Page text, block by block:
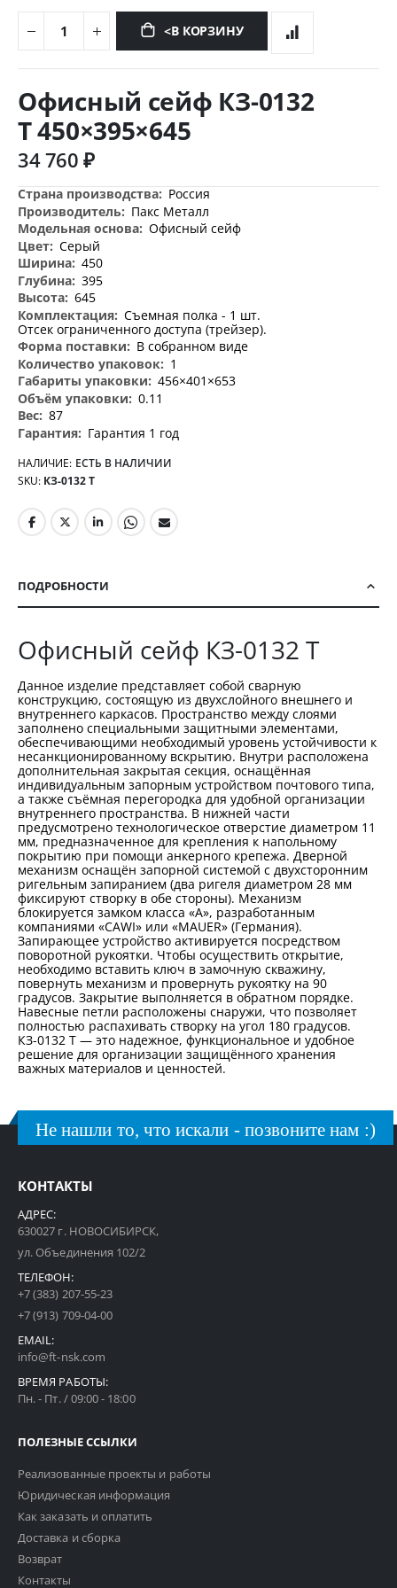
<В КОРЗИНУ
началу
галереи
изображений
Офисный сейф КЗ-0132
Т 450×395×645
34 760 ₽
Дополнительная
информация
Россия
Пакс Металл
Офисный сейф
Серый
450
395
645
Съемная полка - 1 шт.
Отсек ограниченного доступа (трейзер).
В собранном виде
1
456×401×653
0.11
87
Гарантия 1 год
НАЛИЧИЕ: ЕСТЬ В НАЛИЧИИ
SKU КЗ-0132 Т
ПОДРОБНОСТИ
Офисный сейф КЗ-0132 Т
Данное изделие представляет собой сварную
конструкцию, состоящую из двухслойного внешнего и
внутреннего каркасов. Пространство между слоями
заполнено специальными защитными элементами,
обеспечивающими необходимый уровень устойчивости к
несанкционированному вскрытию. Внутри расположена
дополнительная закрытая секция, оснащённая
индивидуальным запорным устройством почтового типа,
а также съёмная перегородка для удобной организации
внутреннего пространства. В нижней части
предусмотрено технологическое отверстие диаметром 11
мм, предназначенное для крепления к напольному
покрытию при помощи анкерного крепежа. Дверной
механизм оснащён запорной системой с двухсторонним
ригельным запиранием (два ригеля диаметром 28 мм
фиксируют створку в обе стороны). Механизм
блокируется замком класса «А», разработанным
компаниями «CAWI» или «MAUER» (Германия).
Запирающее устройство активируется посредством
поворотной рукоятки. Чтобы осуществить открытие,
необходимо вставить ключ в замочную скважину,
повернуть механизм и провернуть рукоятку на 90
градусов. Закрытие выполняется в обратном порядке.
Навесные петли расположены снаружи, что позволяет
полностью распахивать створку на угол 180 градусов.
КЗ-0132 Т — это надежное, функциональное и удобное
решение для организации защищённого хранения
важных материалов и ценностей.
Не нашли то, что искали - позвоните нам :)
КОНТАКТЫ
АДРЕС:
630027 г. НОВОСИБИРСК,
ул. Объединения 102/2
ТЕЛЕФОН:
+7 (383) 207-55-23
+7 (913) 709-04-00
EMAIL:
info@ft-nsk.com
ВРЕМЯ РАБОТЫ:
Пн. - Пт. / 09:00 - 18:00
ПОЛЕЗНЫЕ ССЫЛКИ
Реализованные проекты и работы
Юридическая информация
Как заказать и оплатить
Доставка и сборка
Возврат
Контакты